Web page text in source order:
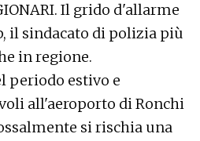
Il grido d'allarme
il sindacato di polizia più
in regione.
periodo estivo e
all'aeroporto di Ronchi
si rischia una